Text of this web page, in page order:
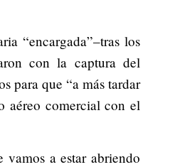
“encargada”–tras los
con la captura del
para que “a más tardar
aéreo comercial con el
a estar abriendo